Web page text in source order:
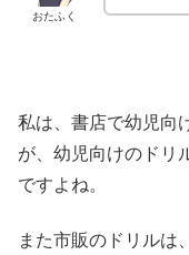
おたふく
私は、書店で幼児向
が、幼児向けのドリ
ですよね。
また市販のドリルは